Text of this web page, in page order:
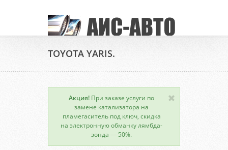
TOYOTA YARIS.
Акция! При заказе услуги по
замене катализатора на
пламегаситель под ключ, скидка
на электронную обманку лямбда-
зонда — 50%.